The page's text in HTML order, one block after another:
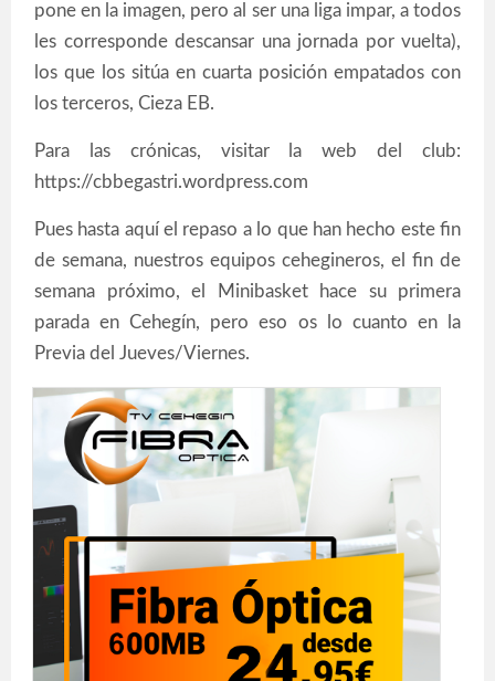
pone en la imagen, pero al ser una liga impar, a todos
les corresponde descansar una jornada por vuelta),
los que los sitúa en cuarta posición empatados con
los terceros, Cieza EB.
Para las crónicas, visitar la web del club:
https://cbbegastri.wordpress.com
Pues hasta aquí el repaso a lo que han hecho este fin
de semana, nuestros equipos cehegineros, el fin de
semana próximo, el Minibasket hace su primera
parada en Cehegín, pero eso os lo cuanto en la
Previa del Jueves/Viernes.